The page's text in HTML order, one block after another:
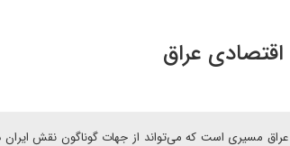
عراق
عراق مسیری است که می‌تواند از جهات گوناگون نقش ایران